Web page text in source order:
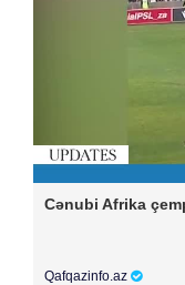
Cənubi Afrika
Qafqazinfo.az